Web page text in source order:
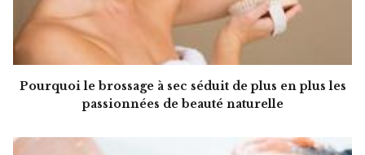
Pourquoi le brossage à sec séduit de plus en plus les
passionnées de beauté naturelle